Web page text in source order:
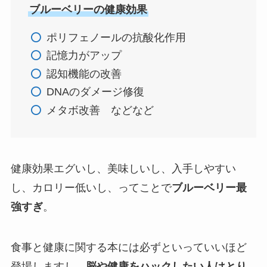
ブルーベリーの健康効果
ポリフェノールの抗酸化作用
記憶力がアップ
認知機能の改善
DNAのダメージ修復
メタボ改善 などなど
健康効果エグいし、美味しいし、入手しやすい
し、カロリー低いし、ってことでブルーベリー最
強すぎ。
食事と健康に関する本には必ずといっていいほど